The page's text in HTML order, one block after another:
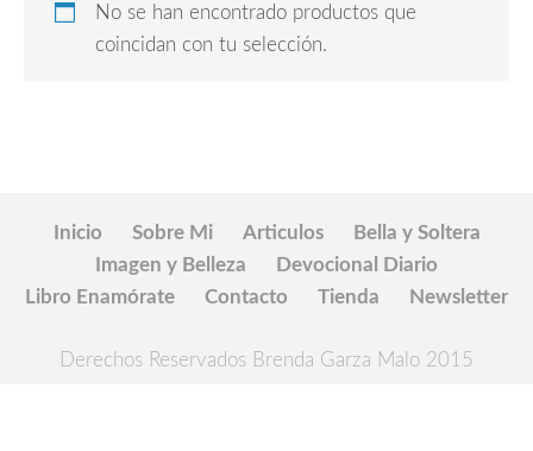
No se han encontrado productos que
coincidan con tu selección.
Inicio Sobre Mi Articulos
Bella y Soltera
Imagen y Belleza
Devocional Diario
Libro Enamórate
Contacto Tienda Newsletter
Derechos Reservados Brenda Garza Malo 2015